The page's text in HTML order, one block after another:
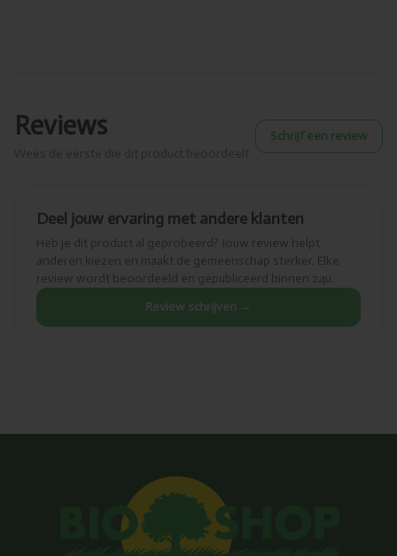
Reviews Schrijf een review
Deel jouw ervaring met andere klanten
Heb je dit product al geprobeerd? Jouw review helpt
anderen kiezen en maakt de gemeenschap sterker. Elke
review wordt beoordeeld en gepubliceerd binnen 24u.
Review schrijven →